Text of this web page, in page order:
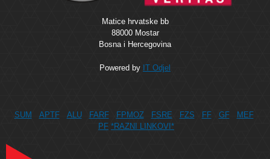
Matice hrvatske bb
88000 Mostar
Bosna i Hercegovina
Powered by IT Odjel
SUM APTF ALU FARF FPMOZ FSRE FZS FF GF
MEF
PF *RAZNI LINKOVI*